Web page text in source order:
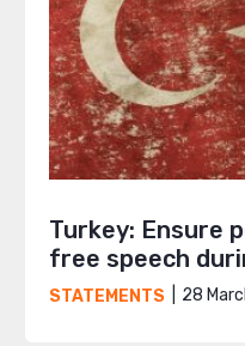
Turkey: Ensure
free speech
STATEMENTS 28